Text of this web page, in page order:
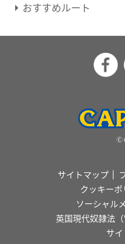
おすすめルート
サイトマップ
クッキーポ
ソーシャル
英国現代奴隷法
サ